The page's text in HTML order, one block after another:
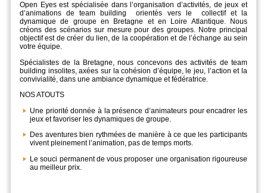
Open Eyes est spécialisée dans l’organisation d’activités, de jeux et
d’animations de team building orientés vers le collectif et la
dynamique de groupe en Bretagne et en Loire Atlantique. Nous
créons des scénarios sur mesure pour des groupes. Notre principal
objectif est de créer du lien, de la coopération et de l’échange au sein
votre équipe.
Spécialistes de la Bretagne, nous concevons des activités de team
building insolites, axées sur la cohésion d’équipe, le jeu, l’action et la
convivialité, dans une ambiance dynamique et fédératrice.
NOS ATOUTS
Une priorité donnée à la présence d’animateurs pour encadrer les
jeux et favoriser les dynamiques de groupe.
Des aventures bien rythmées de manière à ce que les participants
vivent pleinement l’animation, pas de temps morts.
Le souci permanent de vous proposer une organisation rigoureuse
au meilleur prix.